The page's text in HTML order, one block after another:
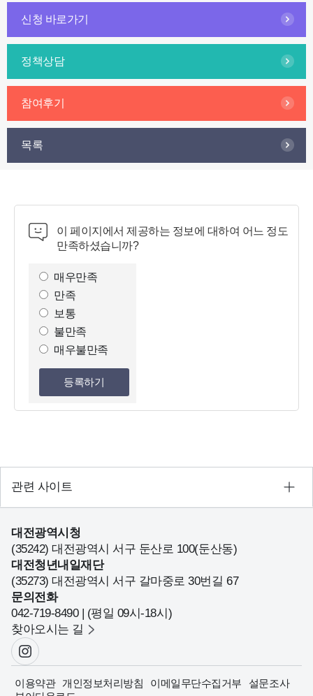
신청 바로가기
정책상담
참여후기
목록
이 페이지에서 제공하는 정보에 대하여 어느 정도
만족하셨습니까?
매우만족
만족
보통
불만족
매우불만족
등록하기
관련 사이트
대전광역시청
(35242) 대전광역시 서구 둔산로 100(둔산동)
대전청년내일재단
(35273) 대전광역시 서구 갈마중로 30번길 67
문의전화
042-719-8490 | (평일 09시-18시)
찾아오시는 길
이용약관 개인정보처리방침 이메일무단수집거부
설문조사